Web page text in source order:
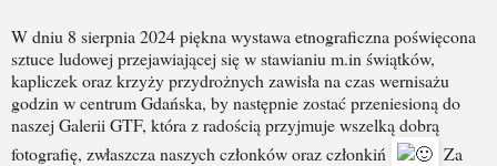
W dniu 8 sierpnia 2024 piękna wystawa etnograficzna poświęcona
sztuce ludowej przejawiającej się w stawianiu m.in świątków,
kapliczek oraz krzyży przydrożnych zawisła na czas wernisażu
godzin w centrum Gdańska, by następnie zostać przeniesioną do
naszej Galerii GTF, która z radością przyjmuje wszelką dobrą
fotografię, zwłaszcza naszych członków oraz członkiń
Za